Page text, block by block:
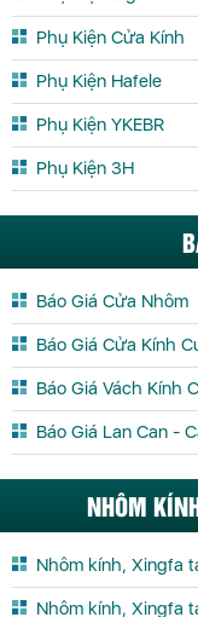
Phụ Kiện Cửa Kính
Phụ Kiện Hafele
Phụ Kiện YKEBR
Phụ Kiện 3H
Báo Giá Cửa Nhôm
Báo Giá Cửa Kính
Báo Giá Vách Kính
Báo Giá Lan Can -
NHÔM
Nhôm kính, Xingfa
Nhôm kính, Xingfa